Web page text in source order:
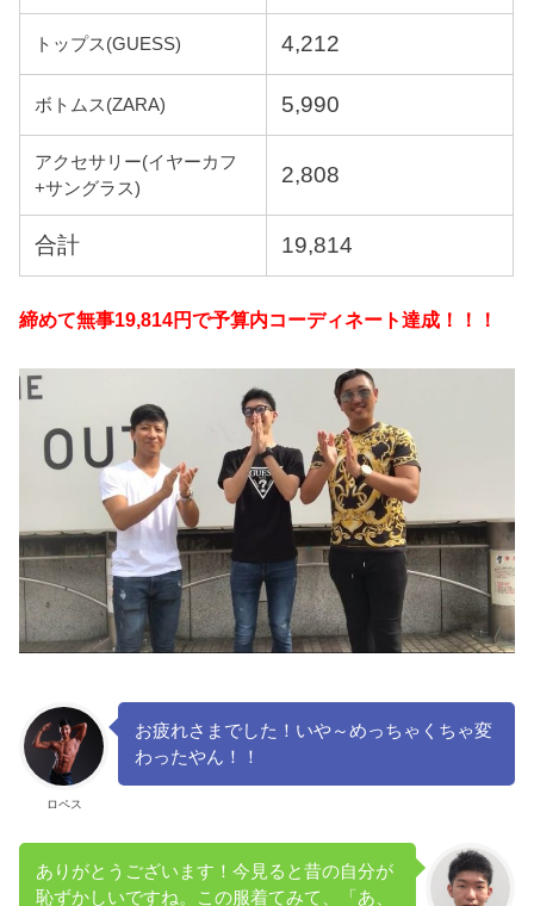
トップス(GUESS) 4,212
ボトムス(ZARA) 5,990
アクセサリー(イヤーカフ
+サングラス)
2,808
合計 19,814
締めて無事19,814円で予算内コーディネート達成！！！
ロペス
お疲れさまでした！いや～めっちゃくちゃ変
わったやん！！
ありがとうございます！今見ると昔の自分が
恥ずかしいですね。この服着てみて、「あ、